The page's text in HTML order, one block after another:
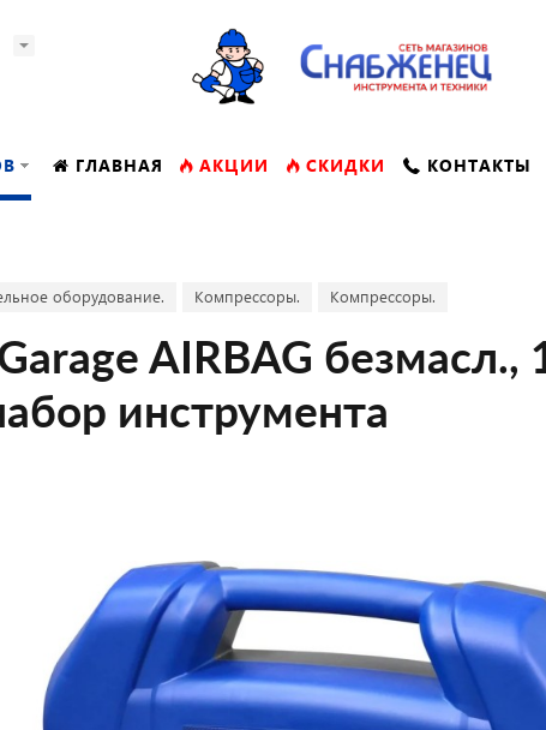
ГЛАВНАЯ АКЦИИ СКИДКИ КОНТАКТЫ
оборудование. Компрессоры. Компрессоры.
AIRBAG безмасл.,
инструмента